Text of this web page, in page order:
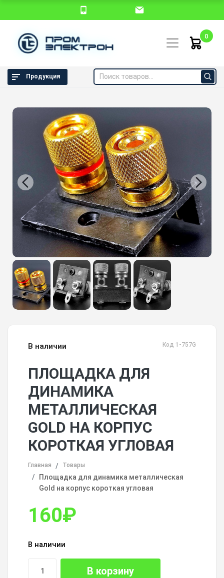
0
Продукция
В наличии Код 1-757G
ПЛОЩАДКА ДЛЯ
ДИНАМИКА
МЕТАЛЛИЧЕСКАЯ
GOLD НА КОРПУС
КОРОТКАЯ УГЛОВАЯ
Главная Товары
Площадка для динамика металлическая
Gold на корпус короткая угловая
160₽
В наличии
В корзину